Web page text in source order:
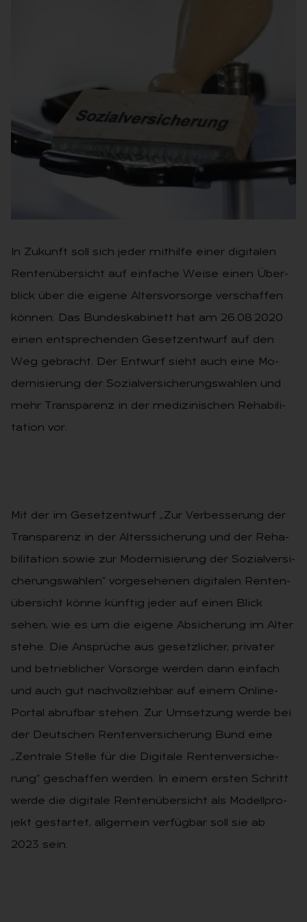
In Zukunft soll sich jeder mit­hil­fe einer di­gi­ta­len
Ren­ten­über­sicht auf ein­fa­che Weise einen Über­
blick über die ei­ge­ne Al­ters­vor­sor­ge ver­schaf­fen
kön­nen. Das Bun­des­ka­bi­nett hat am 26.08.2020
einen ent­spre­chen­den Ge­setz­ent­wurf auf den
Weg gebracht. Der Ent­wurf sieht auch eine Mo­
der­ni­sie­rung der So­zi­al­ver­si­che­rungs­wah­len und
mehr Trans­pa­renz in der me­di­zi­ni­schen Re­ha­bi­li­
ta­ti­on vor.
Mit der im Ge­setz­ent­wurf „Zur Ver­bes­se­rung der
Trans­pa­renz in der Al­ters­si­che­rung und der Re­ha­
bi­li­ta­ti­on sowie zur Mo­der­ni­sie­rung der So­zi­al­ver­si­
che­rungs­wah­len“ vor­ge­se­he­nen di­gi­ta­len Ren­ten­
über­sicht könne künf­tig jeder auf einen Blick
sehen, wie es um die ei­ge­ne Ab­si­che­rung im Alter
stehe. Die An­sprü­che aus ge­setz­li­cher, pri­va­ter
und be­trieb­li­cher Vor­sor­ge werden dann ein­fach
und auch gut nach­voll­zieh­bar auf einem On­line-
Por­tal ab­ruf­bar stehen. Zur Um­set­zung werde bei
der Deut­schen Ren­ten­ver­si­che­rung Bund eine
„Zen­tra­le Stel­le für die Di­gi­ta­le Ren­ten­ver­si­che­
rung“ ge­schaf­fen wer­den. In einem ers­ten Schritt
werde die di­gi­ta­le Ren­ten­über­sicht als Mo­dell­pro­
jekt ge­star­tet, all­ge­mein ver­füg­bar soll sie ab
2023 sein.